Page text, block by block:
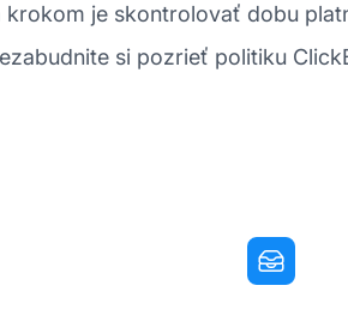
je skontrolovať dobu
si pozrieť politiku